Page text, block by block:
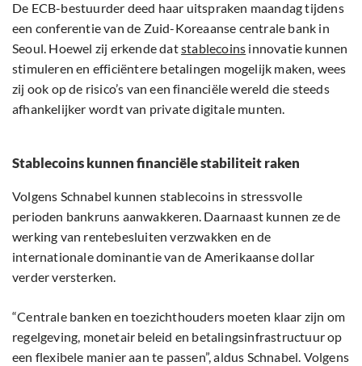
De ECB-bestuurder deed haar uitspraken maandag tijdens
een conferentie van de Zuid-Koreaanse centrale bank in
Seoul. Hoewel zij erkende datstablecoins innovatie kunnen
stimuleren en efficiëntere betalingen mogelijk maken, wees
zij ook op de risico’s van een financiële wereld die steeds
afhankelijker wordt van private digitale munten.
Stablecoins kunnen financiële stabiliteit raken
Volgens Schnabel kunnen stablecoins in stressvolle
perioden bankruns aanwakkeren. Daarnaast kunnen ze de
werking van rentebesluiten verzwakken en de
internationale dominantie van de Amerikaanse dollar
verder versterken.
“Centrale banken en toezichthouders moeten klaar zijn om
regelgeving, monetair beleid en betalingsinfrastructuur op
een flexibele manier aan te passen”, aldus Schnabel. Volgens